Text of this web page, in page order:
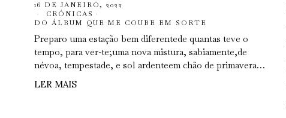
16 DE JANEIRO, 2022
CRÓNICAS ·
DO ÁLBUM QUE ME COUBE EM SORTE
Preparo uma estação bem diferentede quantas teve o
tempo, para ver-te;uma nova mistura, sabiamente,de
névoa, tempestade, e sol ardenteem chão de primavera…
LER MAIS